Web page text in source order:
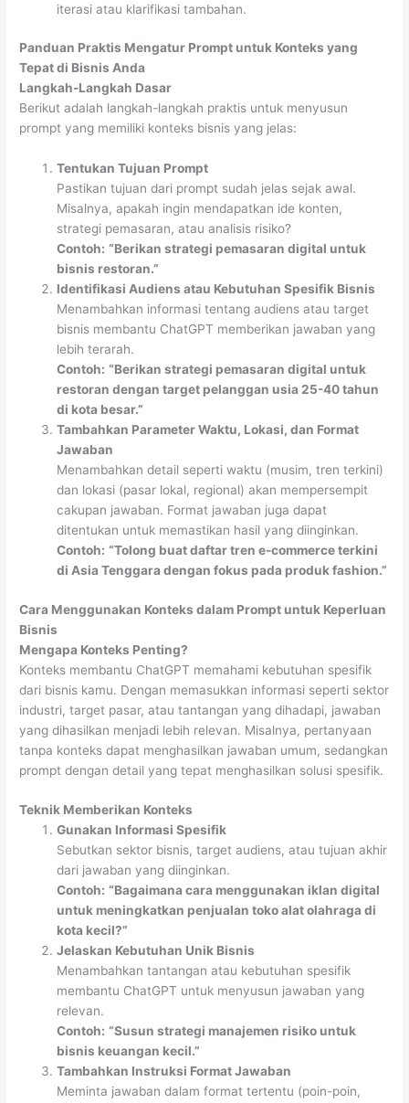
iterasi atau klarifikasi tambahan.
Panduan Praktis Mengatur Prompt untuk Konteks yang
Tepat di Bisnis Anda
Langkah-Langkah Dasar
Berikut adalah langkah-langkah praktis untuk menyusun
prompt yang memiliki konteks bisnis yang jelas:
Tentukan Tujuan Prompt
Pastikan tujuan dari prompt sudah jelas sejak awal.
Misalnya, apakah ingin mendapatkan ide konten,
strategi pemasaran, atau analisis risiko?
Contoh: “Berikan strategi pemasaran digital untuk
bisnis restoran.”
Identifikasi Audiens atau Kebutuhan Spesifik Bisnis
Menambahkan informasi tentang audiens atau target
bisnis membantu ChatGPT memberikan jawaban yang
lebih terarah.
Contoh: “Berikan strategi pemasaran digital untuk
restoran dengan target pelanggan usia 25-40 tahun
di kota besar.”
Tambahkan Parameter Waktu, Lokasi, dan Format
Jawaban
Menambahkan detail seperti waktu (musim, tren terkini)
dan lokasi (pasar lokal, regional) akan mempersempit
cakupan jawaban. Format jawaban juga dapat
ditentukan untuk memastikan hasil yang diinginkan.
Contoh: “Tolong buat daftar tren e-commerce terkini
di Asia Tenggara dengan fokus pada produk fashion.”
Cara Menggunakan Konteks dalam Prompt untuk Keperluan
Bisnis
Mengapa Konteks Penting?
Konteks membantu ChatGPT memahami kebutuhan spesifik
dari bisnis kamu. Dengan memasukkan informasi seperti sektor
industri, target pasar, atau tantangan yang dihadapi, jawaban
yang dihasilkan menjadi lebih relevan. Misalnya, pertanyaan
tanpa konteks dapat menghasilkan jawaban umum, sedangkan
prompt dengan detail yang tepat menghasilkan solusi spesifik.
Teknik Memberikan Konteks
Gunakan Informasi Spesifik
Sebutkan sektor bisnis, target audiens, atau tujuan akhir
dari jawaban yang diinginkan.
Contoh: “Bagaimana cara menggunakan iklan digital
untuk meningkatkan penjualan toko alat olahraga di
kota kecil?”
Jelaskan Kebutuhan Unik Bisnis
Menambahkan tantangan atau kebutuhan spesifik
membantu ChatGPT untuk menyusun jawaban yang
relevan.
Contoh: “Susun strategi manajemen risiko untuk
bisnis keuangan kecil.”
Tambahkan Instruksi Format Jawaban
Meminta jawaban dalam format tertentu (poin-poin,